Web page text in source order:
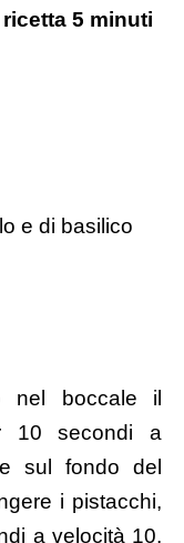
5 minuti
e di basilico
nel boccale il
10 secondi a
sul fondo del
i pistacchi,
a velocità 10,